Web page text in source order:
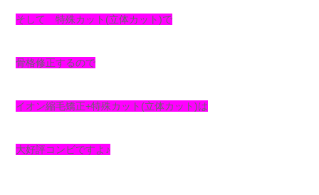
そして 特殊カット(立体カット)で
骨格修正するので
イオン縮毛矯正+特殊カット(立体カット)は
大好評コンビですよ♪